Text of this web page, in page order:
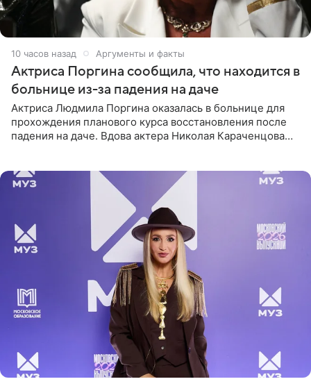
10 часов назад Аргументы и факты
Актриса Поргина сообщила, что находится в
больнице из-за падения на даче
Актриса Людмила Поргина оказалась в больнице для
прохождения планового курса восстановления после
падения на даче. Вдова актера Николая Караченцова